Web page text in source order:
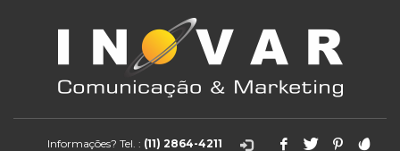
Informações? Tel. : (11) 2864-4211